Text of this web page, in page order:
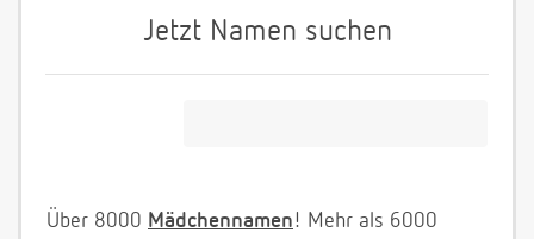
Jetzt Namen suchen
Über 8000 Mädchennamen! Mehr als 6000